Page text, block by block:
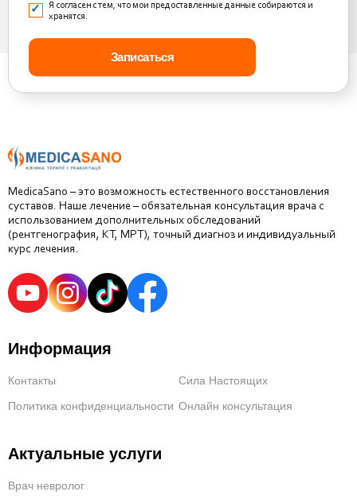
Я согласен с тем, что мои предоставленные данные собираются и
хранятся.
MedicaSano – это возможность естественного восстановления
суставов. Наше лечение – обязательная консультация врача с
использованием дополнительных обследований
(рентгенография, КТ, МРТ), точный диагноз и индивидуальный
курс лечения.
Информация
Контакты
Сила Настоящих
Политика конфиденциальности Онлайн консультация
Актуальные услуги
Врач невролог